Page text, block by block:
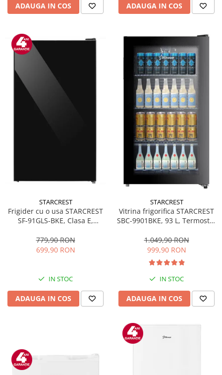
ADAUGA IN COS ADAUGA IN COS
STARCREST
Frigider cu o usa STARCREST
SF-91GLS-BKE, Clasa E,
interioara, H 83 cm, Sticla
Neagra
779,90 RON
699,90 RON
IN STOC
ADAUGA IN COS
STARCREST
Vitrina frigorifica STARCREST
SBC-9901BKE, 93 L, Termostat
sticla, H 84.5 cm, Negru
1.049,90 RON
999,90 RON
IN STOC
ADAUGA IN COS